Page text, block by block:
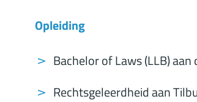
Opleiding
Bachelor of Laws (LLB)
Rechtsgeleerdheid aan